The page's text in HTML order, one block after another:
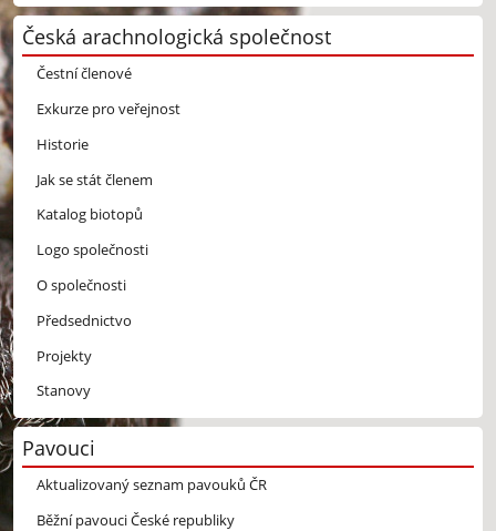
Česká arachnologická společnost
Čestní členové
Exkurze pro veřejnost
Historie
Jak se stát členem
Katalog biotopů
Logo společnosti
O společnosti
Předsednictvo
Projekty
Stanovy
Pavouci
Aktualizovaný seznam pavouků ČR
Běžní pavouci České republiky